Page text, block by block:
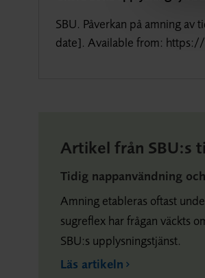
SBU. Påverkan på amning
date]. Available from:
Artikel från SBU:s
Tidig nappanvändning
Amning etableras oftast
sugreflex har frågan väckts
SBU:s upplysningstjänst.
Läs artikeln